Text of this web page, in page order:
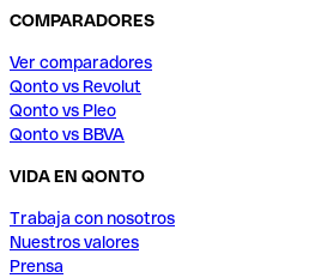
COMPARADORES
Ver comparadores
Qonto vs Revolut
Qonto vs Pleo
Qonto vs BBVA
VIDA EN QONTO
Trabaja con nosotros
Nuestros valores
Prensa